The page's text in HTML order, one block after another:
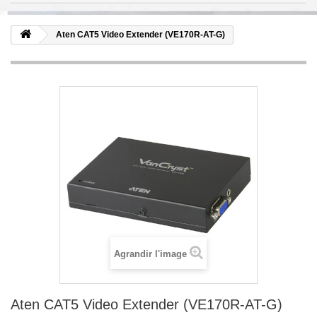
Aten CAT5 Video Extender (VE170R-AT-G)
Agrandir l'image
Aten CAT5 Video Extender (VE170R-AT-G)